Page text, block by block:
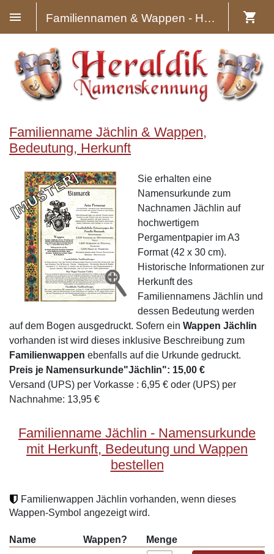
Familiennamen & Wappen - Heraldik
Familienname Jächlin & Wappen,
Bedeutung, Herkunft
Sie erhalten eine
Namensurkunde zum
Nachnamen Jächlin auf
hochwertigem
Pergamentpapier im A3
Format (42 x 30 cm).
Historische Informationen zur
Herkunft des
Familiennamens Jächlin und
dessen Bedeutung werden
auf dem Bogen ausgedruckt. Sofern ein Wappen Jächlin
vorhanden ist wird dieses inklusive Beschreibung zum
Familienwappen ebenfalls auf die Urkunde gedruckt.
Preis je Namensurkunde"Jächlin": 15,00 €
Versand (UPS) per Vorkasse : 6,95 € oder (UPS) per
Nachnahme: 13,95 €
Familienname Jächlin - Namensurkunde
mit Herkunft, Bedeutung und Wappen
bestellen
Familienwappen Jächlin vorhanden, wenn dieses
Wappen-Symbol angezeigt wird.
Name Wappen?
Menge